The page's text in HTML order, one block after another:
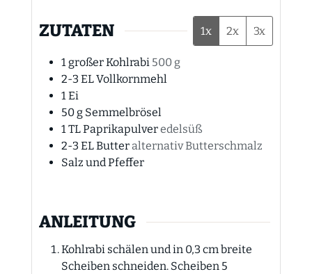
ZUTATEN 1x 2x 3x
1 großerKohlrabi 500 g
2-3 ELVollkornmehl
1 Ei
50g Semmelbrösel
1 TLPaprikapulveredelsüß
2-3 ELButteralternativ Butterschmalz
Salz und Pfeffer
ANLEITUNG
Kohlrabi schälen und in 0,3 cm breite
Scheiben schneiden. Scheiben 5